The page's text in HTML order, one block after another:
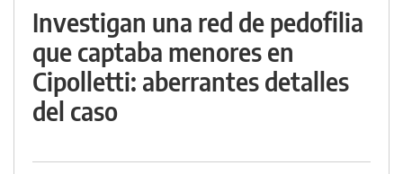
Investigan una red de pedofilia
que captaba menores en
Cipolletti: aberrantes detalles
del caso